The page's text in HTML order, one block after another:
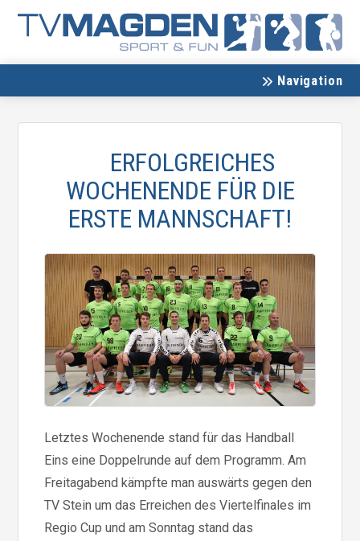
Navigation
ERFOLGREICHES
WOCHENENDE FÜR DIE
ERSTE MANNSCHAFT!
Letztes Wochenende stand für das Handball
Eins eine Doppelrunde auf dem Programm. Am
Freitagabend kämpfte man auswärts gegen den
TV Stein um das Erreichen des Viertelfinales im
Regio Cup und am Sonntag stand das